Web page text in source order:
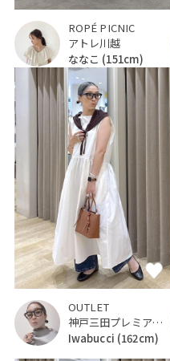
ROPÉ PICNIC
アトレ川越
ななこ (151cm)
OUTLET
神戸三田プレミアム・アウトレット
Iwabucci (162cm)